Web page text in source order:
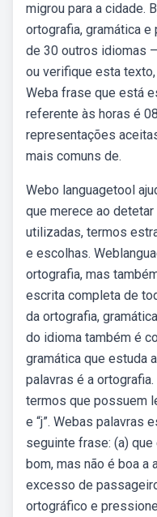
migrou para a cidade.
ortografia, gramática
de 30 outros idiomas
ou verifique esta
Weba frase que está
referente às horas é
representações
mais comuns de.
Webo languagetool
que merece ao
utilizadas, termos
e escolhas.
ortografia, mas
escrita completa de
da ortografia,
do idioma também é
gramática que estuda
palavras é a
termos que possuem
e “j”. Webas palavras
seguinte frase: (a)
bom, mas não é boa a
excesso de
ortográfico e